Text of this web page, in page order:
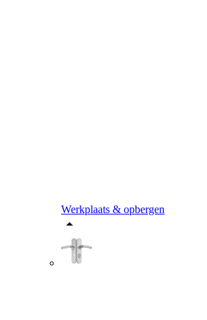
Werkplaats & opbergen